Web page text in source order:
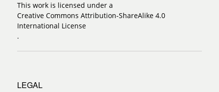
This work is licensed under a
Creative Commons Attribution-ShareAlike 4.0
International License
.
LEGAL